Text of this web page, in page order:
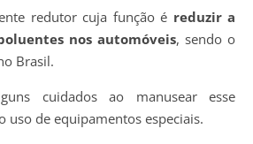
redutor cuja função é reduzir a
nos automóveis, sendo o
Brasil.
cuidados ao manusear esse
uso de equipamentos especiais.